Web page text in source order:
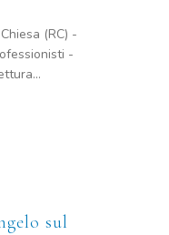
(RC) -
-
sul